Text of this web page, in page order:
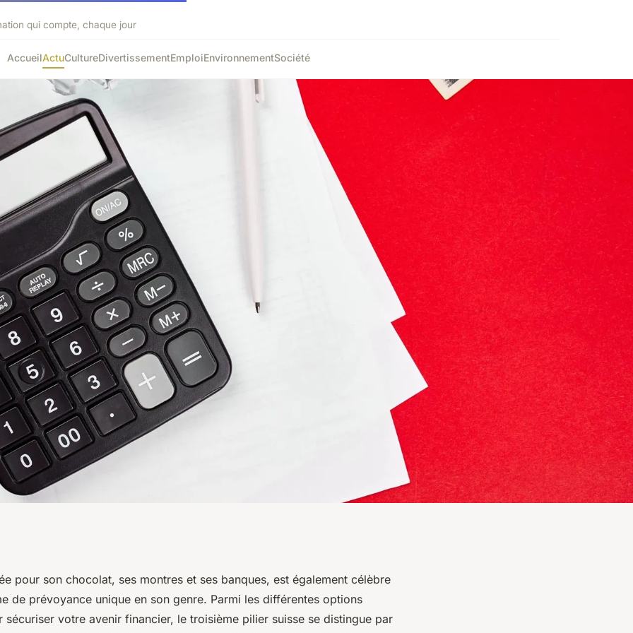
qui compte, chaque jour
AccueilActuCultureDivertissementEmploiEnvironnementSociété
pilier suisse
pour son chocolat, ses montres et ses banques, est également célèbre
de prévoyance unique en son genre. Parmi les différentes options
sécuriser votre avenir financier, le troisième pilier suisse se distingue par